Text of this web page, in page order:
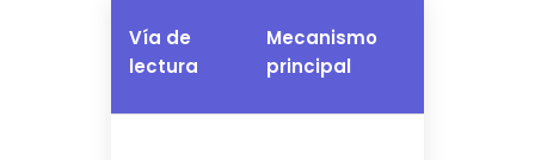
Vía de
lectura
Mecanismo
principal